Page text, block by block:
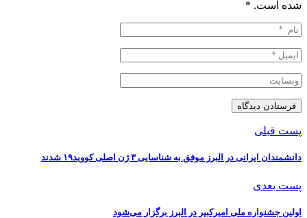
شده است. *
پست قبلی
دانشمندان ایرانی در البرز موفق به شناسایی ۳ ژن اصلی کووید۱۹ شدند
پست بعدی
اولین جشنواره ملی امیرکبیر در البرز برگزار می‌شود